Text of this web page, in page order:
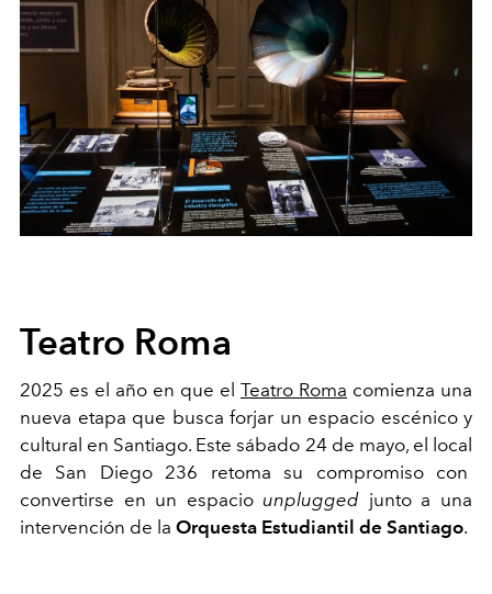
Teatro Roma
2025 es el año en que el Teatro Roma comienza una
nueva etapa que busca forjar un espacio escénico y
cultural en Santiago. Este sábado 24 de mayo, el local
de San Diego 236 retoma su compromiso con
convertirse en un espacio unplugged junto a una
intervención de la Orquesta Estudiantil de Santiago.